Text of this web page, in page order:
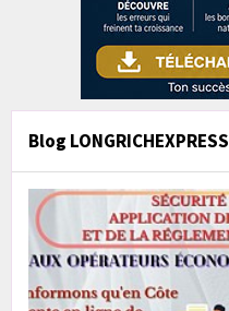
Blog LONGRICHEXPRESS